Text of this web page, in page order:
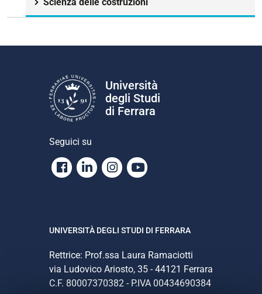
Università
degli Studi
di Ferrara
Seguici su
Facebook
LinkedinInstagram
Youtube
UNIVERSITÀ DEGLI STUDI DI FERRARA
Rettrice: Prof.ssa Laura Ramaciotti
via Ludovico Ariosto, 35 - 44121 Ferrara
C.F. 80007370382 - P.IVA 00434690384